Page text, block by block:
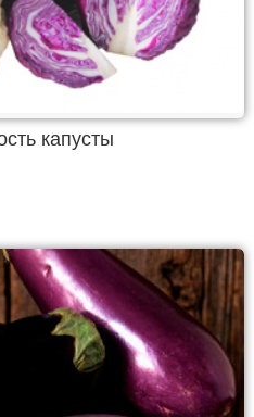
капусты